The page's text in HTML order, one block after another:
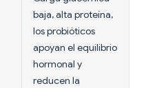
baja, alta proteína,
los probióticos
apoyan el equilibrio
hormonal y
reducen la